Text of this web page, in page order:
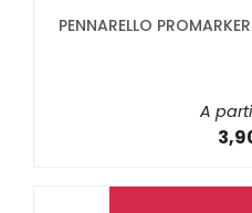
PENNARELLO
A